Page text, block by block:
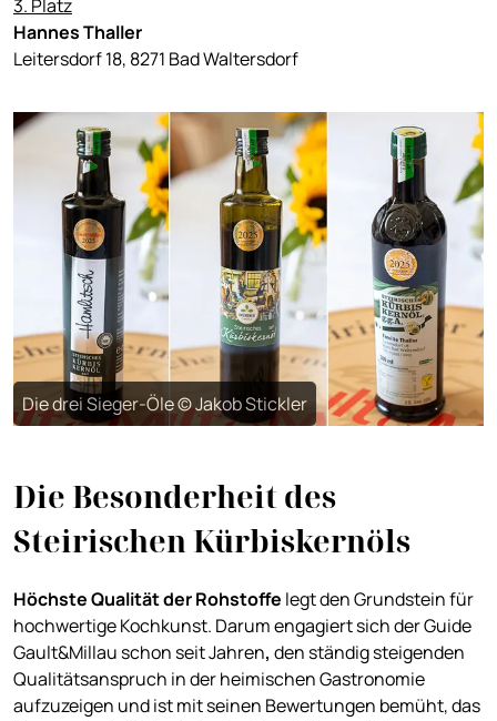
3. Platz
Hannes Thaller
Leitersdorf 18, 8271 Bad Waltersdorf
Die drei Sieger-Öle © Jakob Stickler
Die Besonderheit des
Steirischen Kürbiskernöls
Höchste Qualität der Rohstoffe legt den Grundstein für
hochwertige Kochkunst. Darum engagiert sich der Guide
Gault&Millau schon seit Jahren, den ständig steigenden
Qualitätsanspruch in der heimischen Gastronomie
aufzuzeigen und ist mit seinen Bewertungen bemüht, das